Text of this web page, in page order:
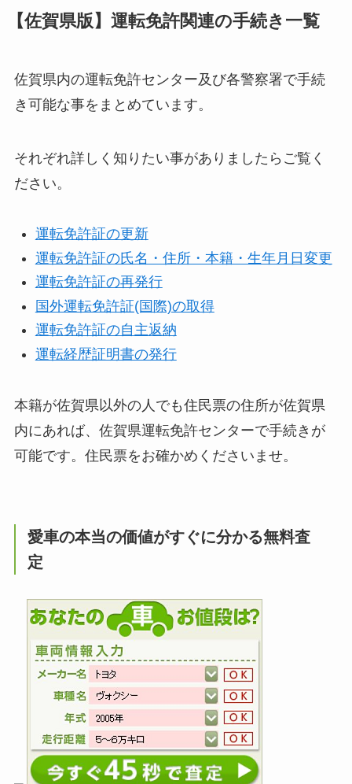
【佐賀県版】運転免許関連の手続き一覧
佐賀県内の運転免許センター及び各警察署で手続
き可能な事をまとめています。
それぞれ詳しく知りたい事がありましたらご覧く
ださい。
運転免許証の更新
運転免許証の氏名・住所・本籍・生年月日変更
運転免許証の再発行
国外運転免許証(国際)の取得
運転免許証の自主返納
運転経歴証明書の発行
本籍が佐賀県以外の人でも住民票の住所が佐賀県
内にあれば、佐賀県運転免許センターで手続きが
可能です。住民票をお確かめくださいませ。
愛車の本当の価値がすぐに分かる無料査
定